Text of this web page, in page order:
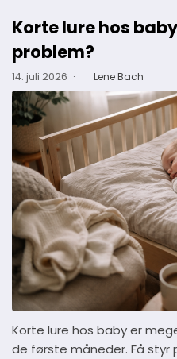
Korte lure hos
problem?
14. juli 2026 · Lene Bach
Korte lure hos baby er
de første måneder. Få styr